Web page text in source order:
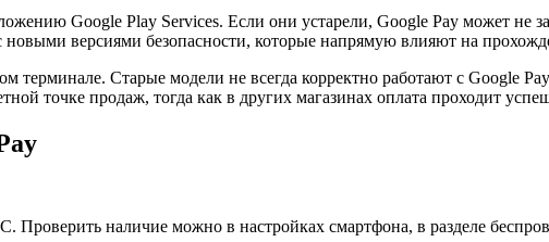
Google Play Services. Если они устарели, Google Pay может не
версиями безопасности, которые напрямую влияют на
терминале. Старые модели не всегда корректно работают с Google
точке продаж, тогда как в других магазинах оплата проходит
Проверить наличие можно в настройках смартфона, в разделе